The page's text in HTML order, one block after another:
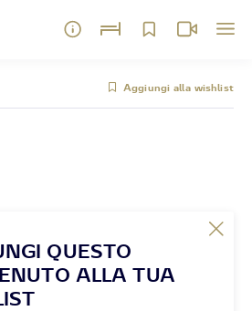
Aggiungi alla wishlist
QUESTO
ALLA TUA